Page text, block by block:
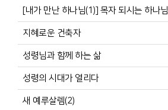
[내가 만난 하나님(1)] 목자 되시는 하나님
지혜로운 건축자
성령님과 함께 하는 삶
성령의 시대가 열리다
새 예루살렘(2)